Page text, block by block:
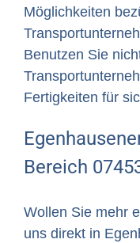
Möglichkeiten
Benutzen Sie
Fertigkeiten für
Bereich
Wollen Sie mehr
uns direkt in